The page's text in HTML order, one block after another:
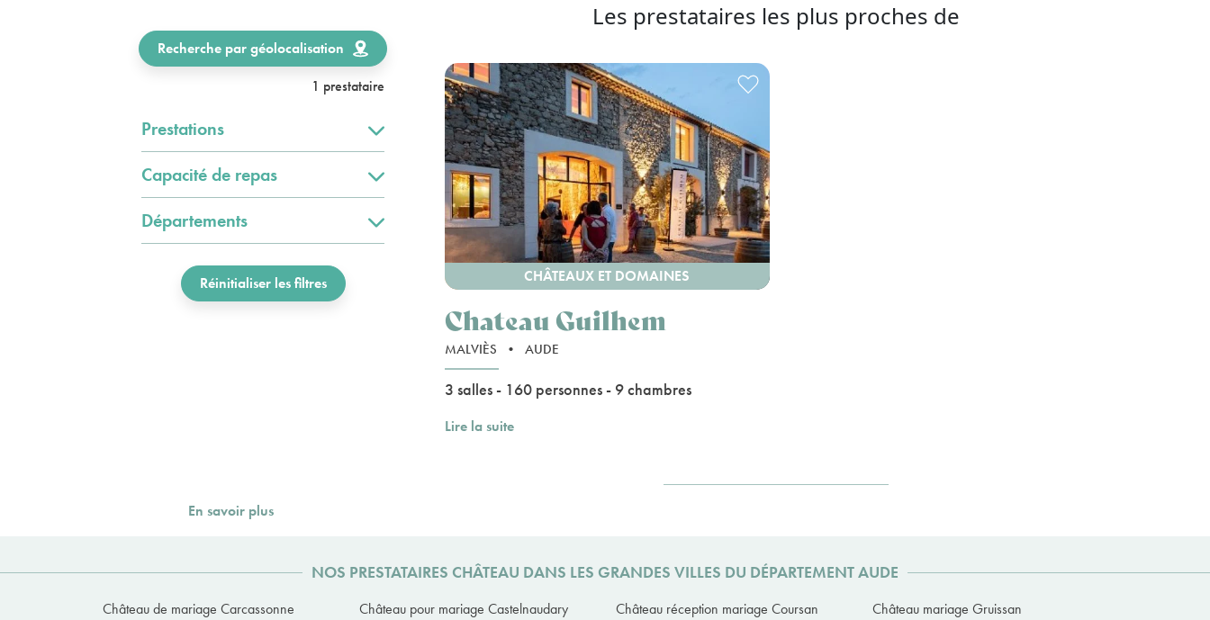
Recherche par géolocalisation
1 prestataire
Prestations
Capacité de repas
Départements
Réinitialiser les filtres
Les prestataires les plus proches de
CHÂTEAUX ET DOMAINES
Chateau Guilhem
MALVIÈS • AUDE
3 salles - 160 personnes - 9 chambres
Lire la suite
En savoir plus
NOS PRESTATAIRES CHÂTEAU DANS LES GRANDES VILLES DU DÉPARTEMENT AUDE
Château de mariage Carcassonne Château pour mariage Castelnaudary Château réception mariage Coursan
Château mariage Gruissan